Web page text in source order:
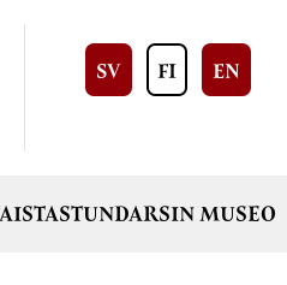
SV FI EN
STUNDARSIN MUSEO